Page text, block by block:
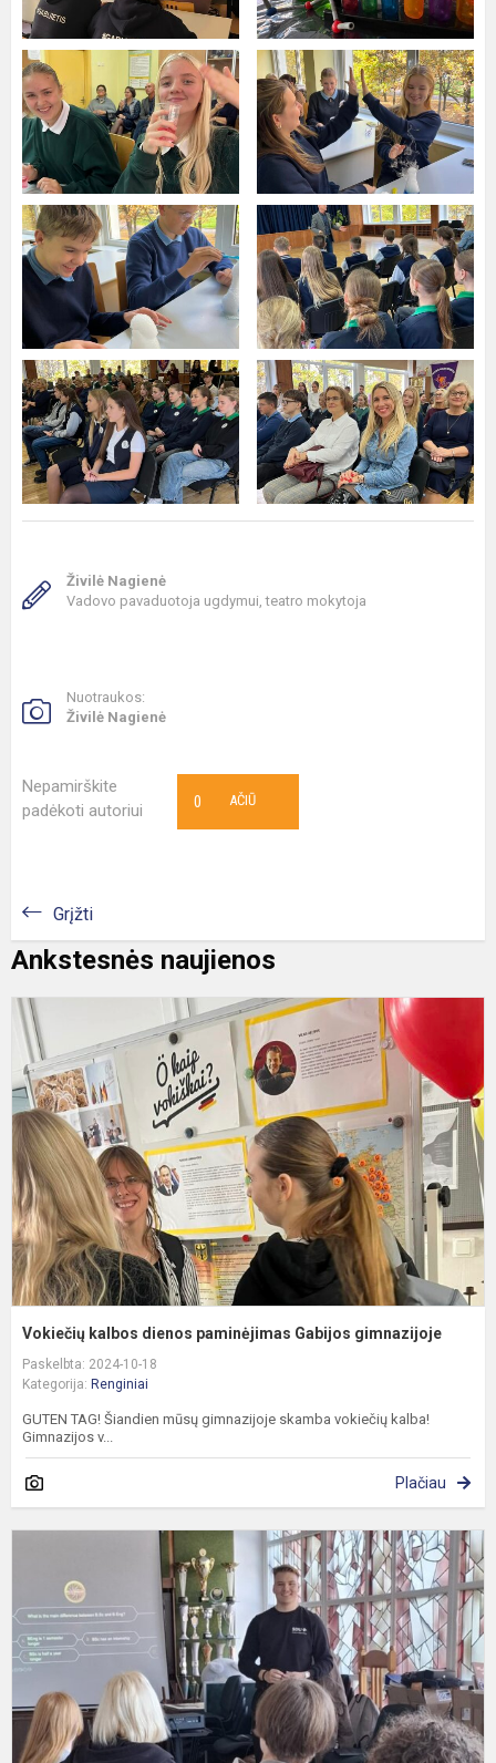
Živilė Nagienė
Vadovo pavaduotoja ugdymui, teatro mokytoja
Nuotraukos:
Živilė Nagienė
Nepamirškite
padėkoti autoriui
AČIŪ
0
Grįžti
Ankstesnės naujienos
Vokiečių kalbos dienos paminėjimas Gabijos gimnazijoje
Paskelbta: 2024-10-18
Kategorija: Renginiai
GUTEN TAG! Šiandien mūsų gimnazijoje skamba vokiečių kalba!
Gimnazijos v...
Plačiau